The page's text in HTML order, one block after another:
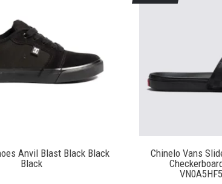
Anvil Blast Black Black
Black
Chinelo Vans